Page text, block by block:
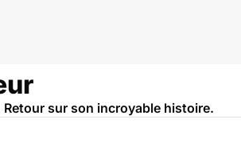
Retour sur son incroyable histoire.